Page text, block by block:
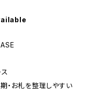
期・お札を整理しやすい